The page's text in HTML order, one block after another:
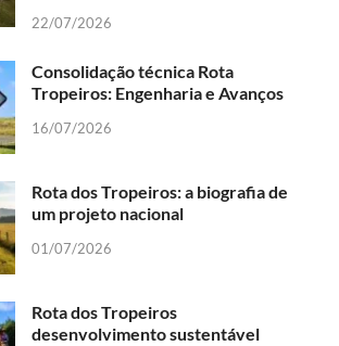
22/07/2026
Consolidação técnica Rota
Tropeiros: Engenharia e Avanços
16/07/2026
Rota dos Tropeiros: a biografia de
um projeto nacional
01/07/2026
Rota dos Tropeiros
desenvolvimento sustentável